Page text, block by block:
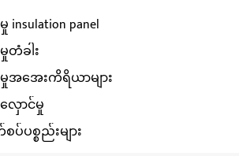
panel
ခါး
အေးကိရိယာများ
ောင်မှု
ပစ္စည်းများ